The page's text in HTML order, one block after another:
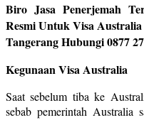
Biro Jasa Penerjemah
Resmi Untuk Visa
Tangerang Hubungi 0877
Kegunaan Visa Australia
Saat sebelum tiba ke
sebab pemerintah Australia